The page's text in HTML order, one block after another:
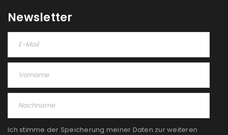
Newsletter
Ich stimme der Speicherung meiner Daten zur weiteren